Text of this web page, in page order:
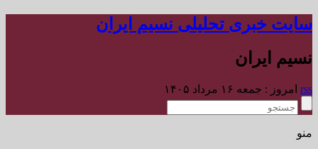
سایت خبری تحلیلی نسیم ایران
نسیم ایران
rss امروز : جمعه ۱۶ مرداد ۱۴۰۵
منو